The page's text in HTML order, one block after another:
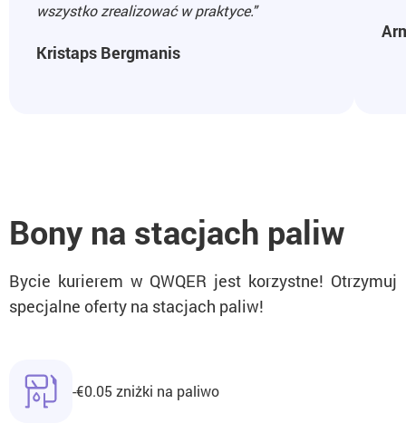
wszystko zrealizować w praktyce."
Kristaps Bergmanis
Bony na stacjach paliw
Bycie kurierem w QWQER jest korzystne! Otrzymuj
specjalne oferty na stacjach paliw!
-€0.05 zniżki na paliwo